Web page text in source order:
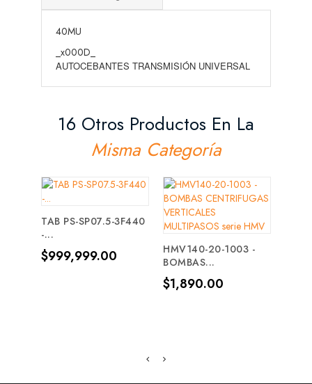
40MU
_x000D_
AUTOCEBANTES TRANSMISIÓN UNIVERSAL
16 Otros Productos En La
Misma Categoría
TAB PS-SP07.5-3F440
-...
Precio
$999,999.00
HMV140-20-1003 -
BOMBAS...
Precio
$1,890.00